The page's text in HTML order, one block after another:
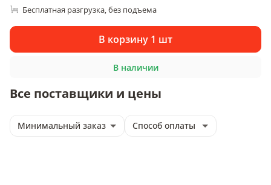
Бесплатная разгрузка, без подъема
В корзину 1 шт
В наличии
Все поставщики и цены
Минимальный заказ Способ оплаты